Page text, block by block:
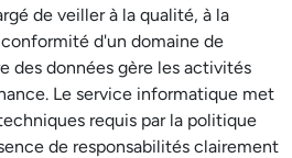
de veiller à la qualité, à la
d'un domaine de
des données gère les activités
Le service informatique met
requis par la politique
de responsabilités clairement